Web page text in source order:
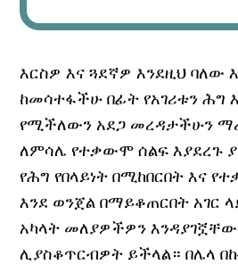
እርስዎ እና ጓደኛዎ እንደዚህ ባለው
ከመሳተፋችሁ በፊት የአገሪቱን ሕግ
የሚችለውን አደጋ መረዳታችሁን
ለምሳሌ የተቃውሞ ሰልፍ እያደረጉ
የሕግ የበላይነት በሚከበርበት እና
እንደ ወንጀል በማይቆጠርበት አገር
አካላት መለያዎችዎን
ሊያስቆጥርብዎት ይችላል። በሌላ